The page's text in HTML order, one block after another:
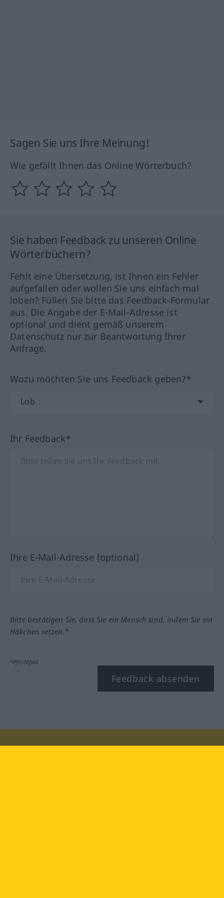
Sagen Sie uns Ihre Meinung!
Wie gefällt Ihnen das Online Wörterbuch?
Sie haben Feedback zu unseren Online
Wörterbüchern?
Fehlt eine Übersetzung, ist Ihnen ein Fehler
aufgefallen oder wollen Sie uns einfach mal
loben? Füllen Sie bitte das Feedback-Formular
aus. Die Angabe der E-Mail-Adresse ist
optional und dient gemäß unserem
Datenschutz nur zur Beantwortung Ihrer
Anfrage.
Wozu möchten Sie uns Feedback geben?*
Ihr Feedback*
Ihre E-Mail-Adresse (optional)
Bitte bestätigen Sie, dass Sie ein Mensch sind, indem Sie ein
Häkchen setzen.*
*Pflichtfeld
Feedback absenden